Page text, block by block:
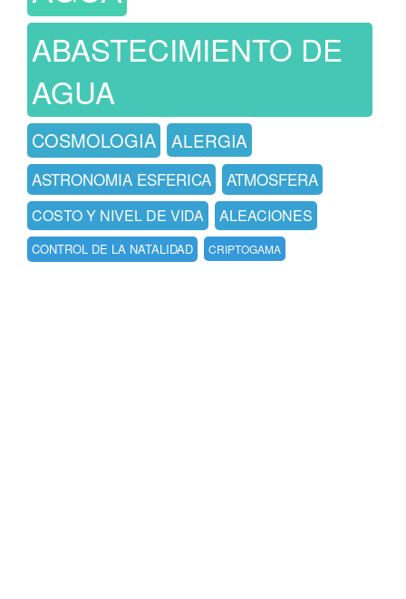
ABASTECIMIENTO DE
AGUA
COSMOLOGIA ALERGIA
ASTRONOMIA ESFERICA ATMOSFERA
COSTO Y NIVEL DE VIDA ALEACIONES
CONTROL DE LA NATALIDAD CRIPTOGAMA